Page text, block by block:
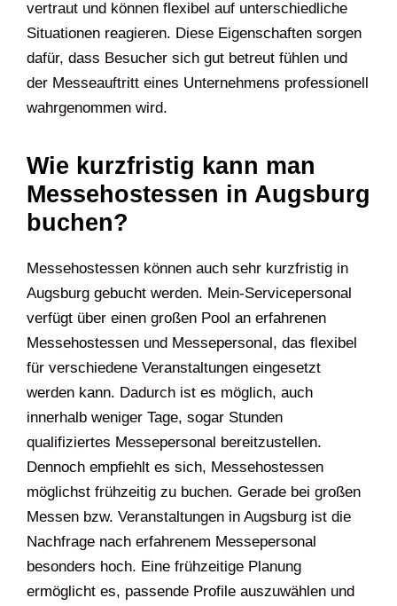
vertraut und können flexibel auf unterschiedliche
Situationen reagieren. Diese Eigenschaften sorgen
dafür, dass Besucher sich gut betreut fühlen und
der Messeauftritt eines Unternehmens professionell
wahrgenommen wird.
Wie kurzfristig kann man
Messehostessen in Augsburg
buchen?
Messehostessen können auch sehr kurzfristig in
Augsburg gebucht werden. Mein-Servicepersonal
verfügt über einen großen Pool an erfahrenen
Messehostessen und Messepersonal, das flexibel
für verschiedene Veranstaltungen eingesetzt
werden kann. Dadurch ist es möglich, auch
innerhalb weniger Tage, sogar Stunden
qualifiziertes Messepersonal bereitzustellen.
Dennoch empfiehlt es sich, Messehostessen
möglichst frühzeitig zu buchen. Gerade bei großen
Messen bzw. Veranstaltungen in Augsburg ist die
Nachfrage nach erfahrenem Messepersonal
besonders hoch. Eine frühzeitige Planung
ermöglicht es, passende Profile auszuwählen und